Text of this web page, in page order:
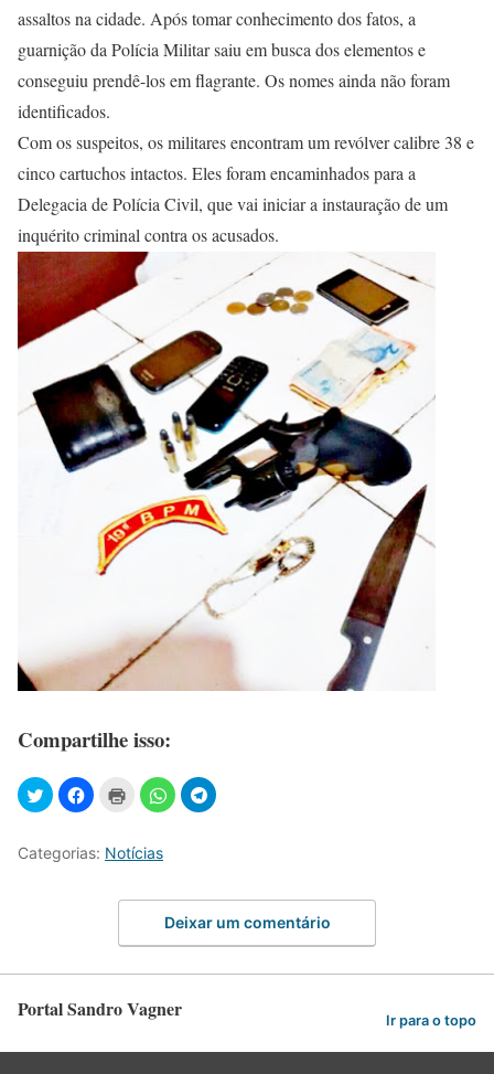
assaltos na cidade. Após tomar conhecimento dos fatos, a
guarnição da Polícia Militar saiu em busca dos elementos e
conseguiu prendê-los em flagrante. Os nomes ainda não foram
identificados.
Com os suspeitos, os militares encontram um revólver calibre 38 e
cinco cartuchos intactos. Eles foram encaminhados para a
Delegacia de Polícia Civil, que vai iniciar a instauração de um
inquérito criminal contra os acusados.
Compartilhe isso:
Categorias: Notícias
Deixar um comentário
Portal Sandro Vagner Ir para o topo